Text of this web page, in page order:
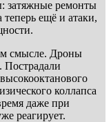
затяжные ремонты
ещё и атаки,
смысле. Дроны
Пострадали
коллапса
даже при
реагирует.